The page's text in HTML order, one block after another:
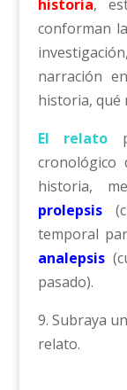
historia,
conforman
narración
historia, qué
El relato
cronológico
historia,
prolepsis
temporal
analepsis
pasado).
9. Subraya
relato.